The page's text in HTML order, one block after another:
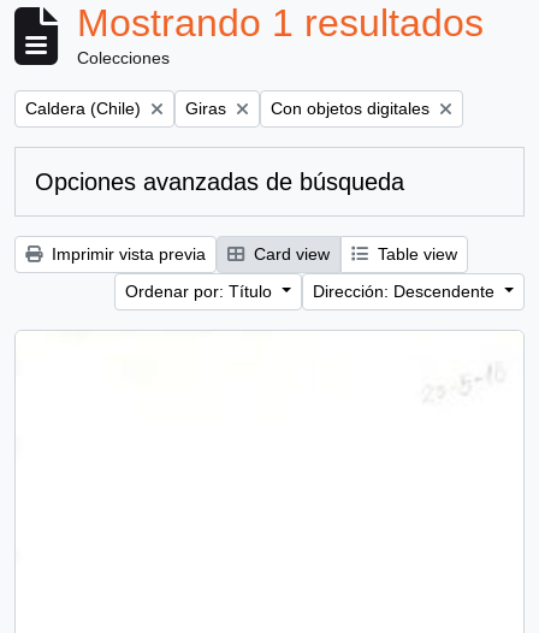
Mostrando 1 resultados
Colecciones
Remove filter:
Caldera (Chile) Remove filter:
Giras Remove filter:
Con objetos digitales
Opciones avanzadas de búsqueda
Imprimir vista previa Card view
Table view
Ordenar por: Título
Dirección: Descendente